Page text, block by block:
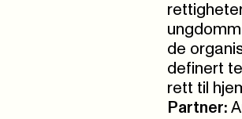
de
definert
rett til
Partner: